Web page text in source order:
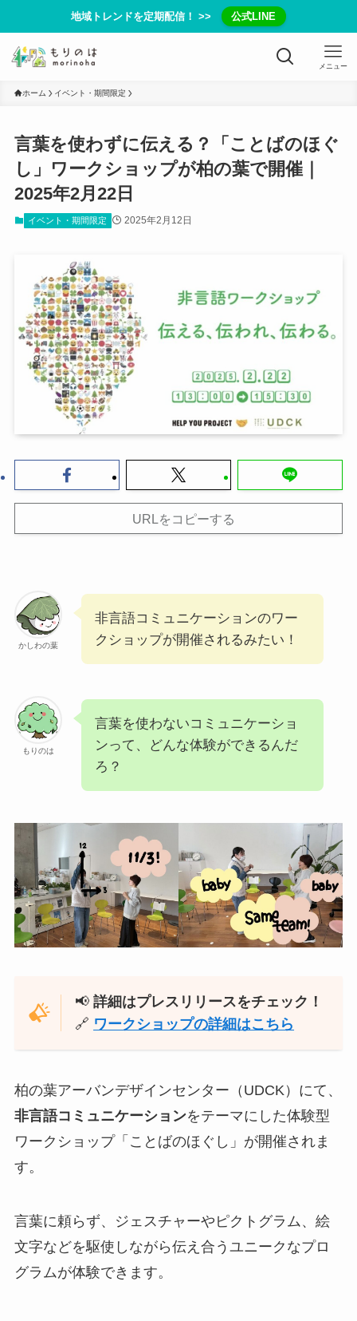
地域トレンドを定期配信！ >> 公式LINE
メニュー
ホーム イベント・期間限定
言葉を使わずに伝える？「ことばのほぐ
し」ワークショップが柏の葉で開催｜
2025年2月22日
イベント・期間限定 2025年2月12日
URLをコピーする
かしわの葉
非言語コミュニケーションのワー
クショップが開催されるみたい！
もりのは
言葉を使わないコミュニケーショ
ンって、どんな体験ができるんだ
ろ？
📢詳細はプレスリリースをチェック！
🔗 ワークショップの詳細はこちら
柏の葉アーバンデザインセンター（UDCK）にて、
非言語コミュニケーションをテーマにした体験型
ワークショップ「ことばのほぐし」が開催されま
す。
言葉に頼らず、ジェスチャーやピクトグラム、絵
文字などを駆使しながら伝え合うユニークなプロ
グラムが体験できます。